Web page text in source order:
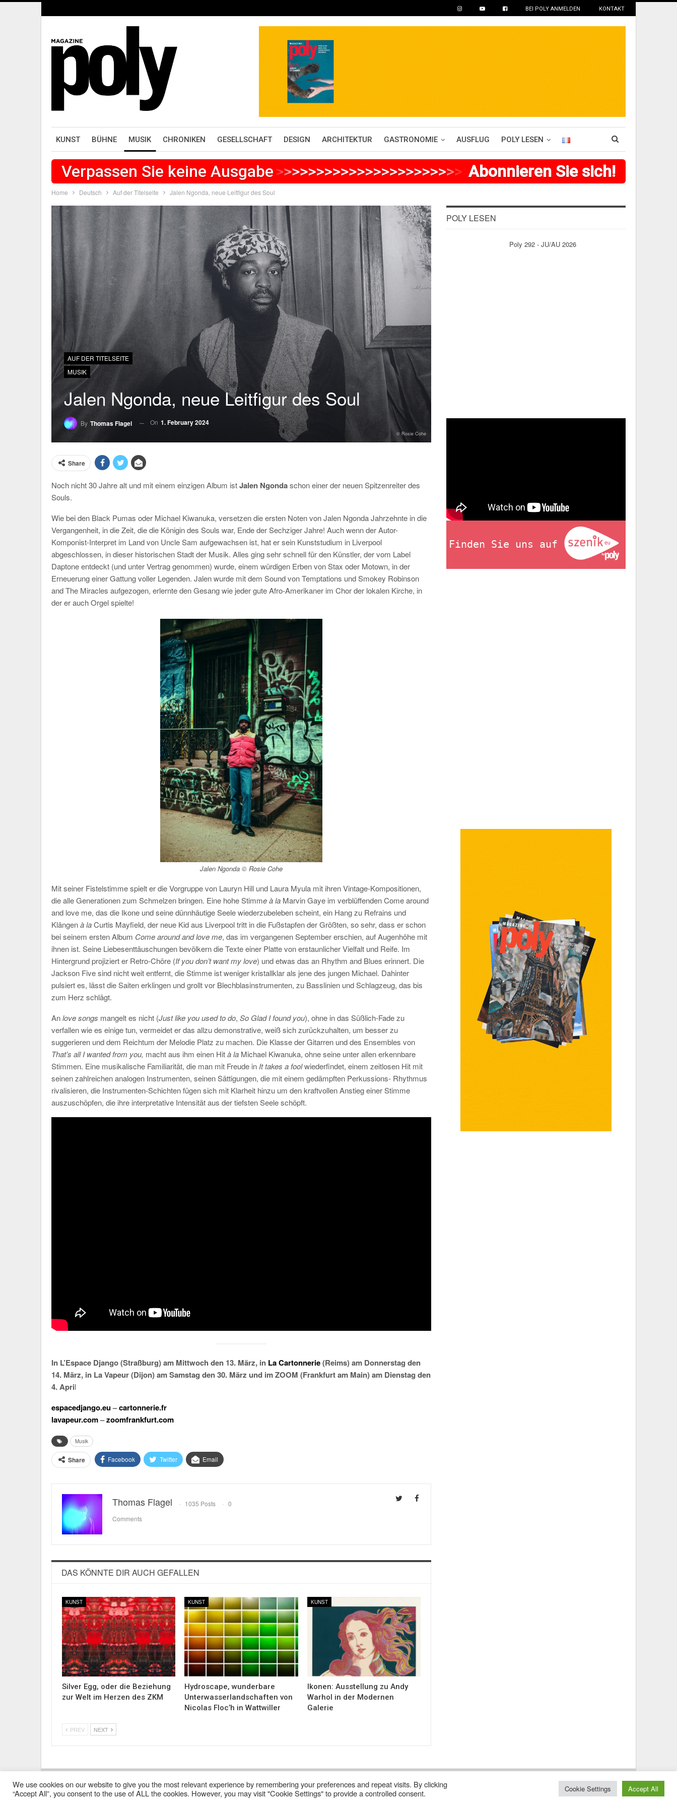
BEI POLY ANMELDEN KONTAKT
KUNST BÜHNE MUSIK CHRONIKEN GESELLSCHAFT DESIGN ARCHITEKTUR GASTRONOMIE AUSFLUG POLY LESEN
Verpassen Sie keine Ausgabe >>>>>>>>>>>>>>>>>>>>>>> >>>>>>>
Abonnieren Sie sich!
Home Deutsch Auf der Titelseite Jalen Ngonda, neue Leitfigur des Soul
AUF DER TITELSEITE
MUSIK
Jalen Ngonda, neue Leitfigur des Soul
By Thomas Flagel On 1. February 2024
© Rosie Cohe
Share
Noch nicht 30 Jahre alt und mit einem einzigen Album istJalen Ngondaschon einer der neuen Spitzenreiter des
Souls.
Wie bei den Black Pumas oder Michael Kiwanuka, versetzen die ersten Noten von Jalen Ngonda Jahrzehnte in die
Vergangenheit, in die Zeit, die die Königin des Souls war, Ende der Sechziger Jahre! Auch wenn der Autor-
Komponist-Interpret im Land von Uncle Sam aufgewachsen ist, hat er sein Kunststudium in Liverpool
abgeschlossen, in dieser historischen Stadt der Musik. Alles ging sehr schnell für den Künstler, der vom Label
Daptone entdeckt (und unter Vertrag genommen) wurde, einem würdigen Erben von Stax oder Motown, in der
Erneuerung einer Gattung voller Legenden. Jalen wurde mit dem Sound von Temptations und Smokey Robinson
and The Miracles aufgezogen, erlernte den Gesang wie jeder gute Afro-Amerikaner im Chor der lokalen Kirche, in
der er auch Orgel spielte!
Jalen Ngonda © Rosie Cohe
Mit seiner Fistelstimme spielt er die Vorgruppe von Lauryn Hill und Laura Myula mit ihren Vintage-Kompositionen,
die alle Generationen zum Schmelzen bringen. Eine hohe Stimme à la Marvin Gaye im verblüffenden Come around
and love me, das die Ikone und seine dünnhäutige Seele wiederzubeleben scheint, ein Hang zu Refrains und
Klängenà laCurtis Mayfield, der neue Kid aus Liverpool tritt in die Fußstapfen der Größten, so sehr, dass er schon
bei seinem ersten Album Come around and love me, das im vergangenen September erschien, auf Augenhöhe mit
ihnen ist. Seine Liebesenttäuschungen bevölkern die Texte einer Platte von erstaunlicher Vielfalt und Reife. Im
Hintergrund projiziert er Retro-Chöre (If you don’t want my love) und etwas das an Rhythm and Blues erinnert. Die
Jackson Five sind nicht weit entfernt, die Stimme ist weniger kristallklar als jene des jungen Michael. Dahinter
pulsiert es, lässt die Saiten erklingen und grollt vor Blechblasinstrumenten, zu Basslinien und Schlagzeug, das bis
zum Herz schlägt.
Anlove songs mangelt es nicht (Just like you used to do, So Glad I found you), ohne in das Süßlich-Fade zu
verfallen wie es einige tun, vermeidet er das allzu demonstrative, weiß sich zurückzuhalten, um besser zu
suggerieren und dem Reichtum der Melodie Platz zu machen. Die Klasse der Gitarren und des Ensembles von
That’s all I wanted from you, macht aus ihm einen Hità la Michael Kiwanuka, ohne seine unter allen erkennbare
Stimmen. Eine musikalische Familiarität, die man mit Freude in It takes a foolwiederfindet, einem zeitlosen Hit mit
seinen zahlreichen analogen Instrumenten, seinen Sättigungen, die mit einem gedämpften Perkussions- Rhythmus
rivalisieren, die Instrumenten-Schichten fügen sich mit Klarheit hinzu um den kraftvollen Anstieg einer Stimme
auszuschöpfen, die ihre interpretative Intensität aus der tiefsten Seele schöpft.
In L’Espace Django (Straßburg) am Mittwoch den 13. März, in La Cartonnerie(Reims) am Donnerstag den
14. März, in La Vapeur (Dijon) am Samstag den 30. März und im ZOOM (Frankfurt am Main) am Dienstag den
4. April
espacedjango.eu–cartonnerie.fr
lavapeur.com–zoomfrankfurt.com
Musik
Share Facebook Twitter Email
Thomas Flagel 1035 Posts
0
Comments
DAS KÖNNTE DIR AUCH GEFALLEN
KUNST
Silver Egg, oder die Beziehung
zur Welt im Herzen des ZKM
KUNST
Hydroscape, wunderbare
Unterwasserlandschaften von
Nicolas Floc’h in Wattwiller
KUNST
Ikonen: Ausstellung zu Andy
Warhol in der Modernen
Galerie
PREV NEXT
POLY LESEN
Poly 292 - JU/AU 2026
Finden Sie uns auf
Impressum Kontakt Alle Ausgaben Lesen POLY Abonnieren Wer Sind Wir ? © 2025 – Magazine Poly – BKN
We use cookies on our website to give you the most relevant experience by remembering your preferences and repeat visits. By clicking
“Accept All”, you consent to the use of ALL the cookies. However, you may visit "Cookie Settings" to provide a controlled consent.
Cookie Settings Accept All